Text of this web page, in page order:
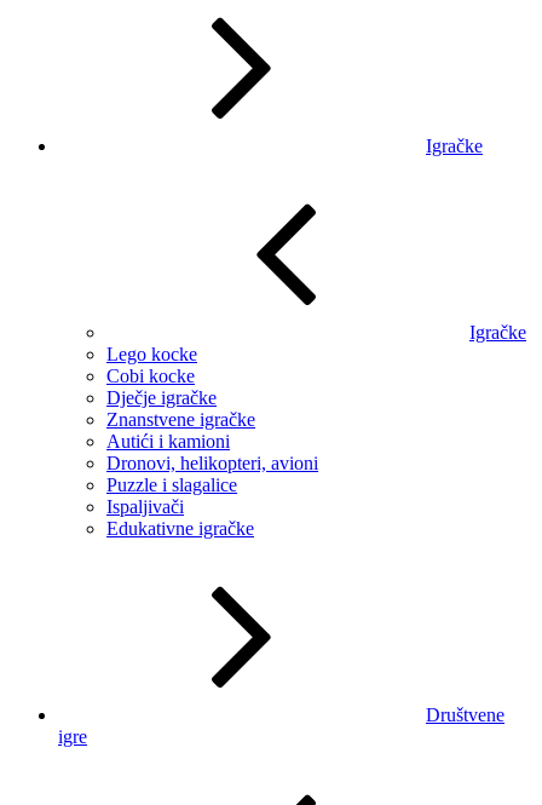
Igračke
Igračke
Lego kocke
Cobi kocke
Dječje igračke
Znanstvene igračke
Autići i kamioni
Dronovi, helikopteri, avioni
Puzzle i slagalice
Ispaljivači
Edukativne igračke
Društvene
igre